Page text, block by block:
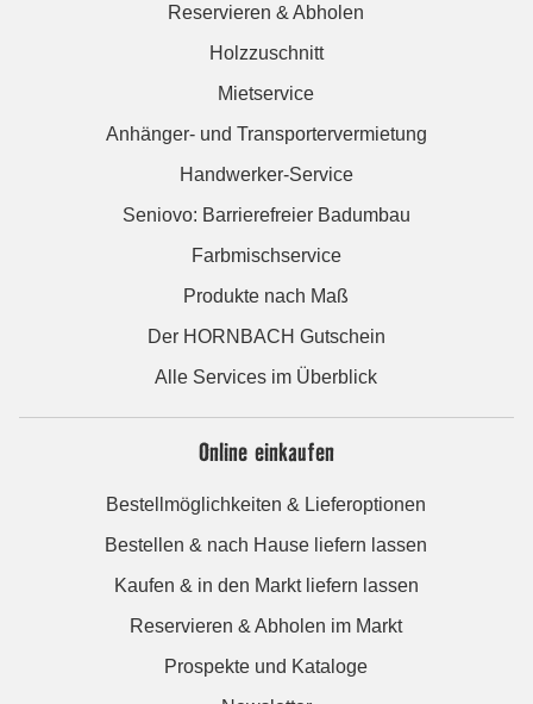
Reservieren & Abholen
Holzzuschnitt
Mietservice
Anhänger- und Transportervermietung
Handwerker-Service
Seniovo: Barrierefreier Badumbau
Farbmischservice
Produkte nach Maß
Der HORNBACH Gutschein
Alle Services im Überblick
Online einkaufen
Bestellmöglichkeiten & Lieferoptionen
Bestellen & nach Hause liefern lassen
Kaufen & in den Markt liefern lassen
Reservieren & Abholen im Markt
Prospekte und Kataloge